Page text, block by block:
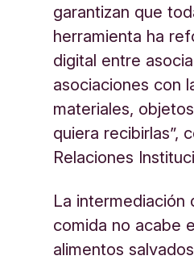
garantizan que
herramienta ha
digital entre
asociaciones con
materiales,
quiera recibirlas”,
Relaciones
La intermediación
comida no acabe
alimentos